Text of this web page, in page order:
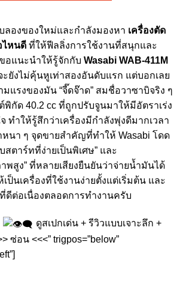
องของใหม่และกำลังมองหา เครื่องตัด
ไหนดี ที่ให้ฟีลลิ่งการใช้งานที่สนุกและ
อแนะนำให้รู้จักกับ Wasabi WAB-411M
ยังไม่คุ้นหูเท่าสองอันดับแรก แต่บอกเลย
แรงของมัน “จี๊ดจ๊าด” สมชื่อวาซาบิจริง ๆ
พิกัด 40.2 cc ที่ถูกปรับจูนมาให้มีอัตราเร่ง
ทำให้รู้สึกว่าเครื่องมีกำลังพุ่งดีมากเวลา
หนา ๆ จุดขายสำคัญที่ทำให้ Wasabi โดด
สตาร์ทที่ง่ายเป็นพิเศษ” และ
พสูง” ที่หลายเสียงยืนยันว่าจ่ายน้ำมันได้
เป็นเครื่องที่ใช้งานง่ายตั้งแต่เริ่มต้น และ
ดีต่อเนื่องตลอดการทำงานครับ
ดูสเปกเด่น + รีวิวแบบเจาะลึก +
ซ่อน <<<” trigpos=”below”